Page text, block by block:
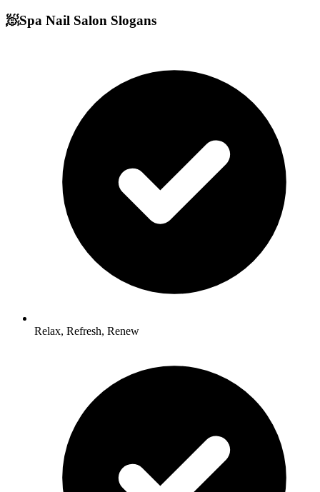
🧖Spa Nail Salon Slogans
Relax, Refresh, Renew